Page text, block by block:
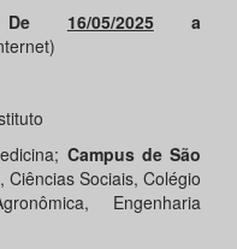
De 16/05/2025a
Campus de São
Ciências Sociais, Colégio
Engenharia